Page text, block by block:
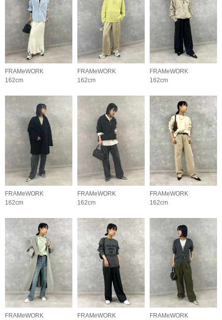
FRAMeWORK
162cm
FRAMeWORK
162cm
FRAMeWORK
162cm
FRAMeWORK
162cm
FRAMeWORK
162cm
FRAMeWORK
162cm
FRAMeWORK
FRAMeWORK
FRAMeWORK